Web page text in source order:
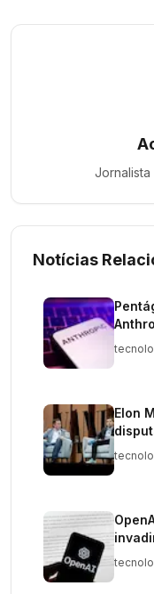
Notícias
Elon